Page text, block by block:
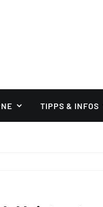
TIPPS & INFOS